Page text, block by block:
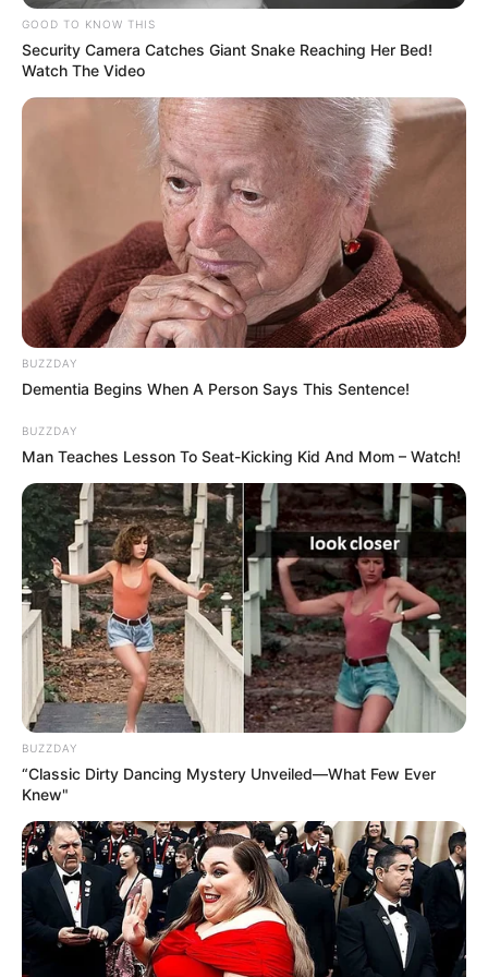
Instagram પર વધુ સક્રિય હોવાનું પણ સામે આવ્યું છે.
હેલ લિંગેએ પોતાના જૂના લેખોમાં Donald Trump
અને અમેરિકી પ્રશાસનની ટીકા કરી હતી. સાથે જ
Elon Musk અંગે પણ આલોચનાત્મક લેખ લખ્યા હતા.
બીજી તરફ, કેટલાક લેખોમાં તેમણે Xi Jinping અને
Chinaની નીતિઓની પ્રશંસા કરી હોવાનું પણ ચર્ચામાં
GOOD TO KNOW THIS
Security Camera Catches Giant Snake Reaching Her Bed!
Watch The Video
BUZZDAY
Dementia Begins When A Person Says This Sentence!
BUZZDAY
Man Teaches Lesson To Seat-Kicking Kid And Mom – Watch!
BUZZDAY
“Classic Dirty Dancing Mystery Unveiled—What Few Ever
Knew"